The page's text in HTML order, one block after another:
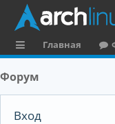
ы
Главная
Форум
Вход